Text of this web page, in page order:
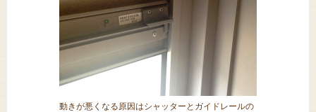
動きが悪くなる原因はシャッターとガイドレールの